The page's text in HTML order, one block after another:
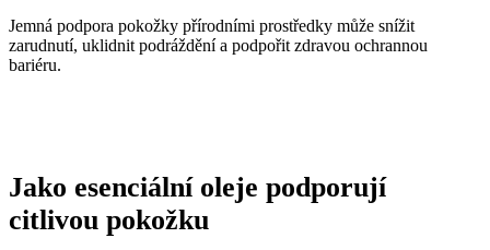
Jemná podpora pokožky přírodními prostředky může snížit
zarudnutí, uklidnit podráždění a podpořit zdravou ochrannou
bariéru.
Jako esenciální oleje podporují
citlivou pokožku